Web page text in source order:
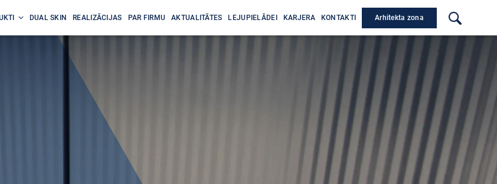
DUAL SKIN REALIZĀCIJAS PAR FIRMU AKTUALITĀTES LEJUPIELĀDEI KARJERA KONTAKTI Arhitekta zona